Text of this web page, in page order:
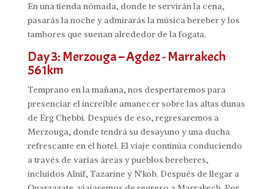
En una tienda nómada, donde te servirán la cena,
pasarás la noche y admirarás la música bereber y los
tambores que suenan alrededor de la fogata.
Day 3: Merzouga – Agdez - Marrakech
561km
Temprano en la mañana, nos despertaremos para
presenciar el increíble amanecer sobre las altas dunas
de Erg Chebbi. Después de eso, regresaremos a
Merzouga, donde tendrá su desayuno y una ducha
refrescante en el hotel. El viaje continúa conduciendo
a través de varias áreas y pueblos bereberes,
incluidos Alnif, Tazarine y N’kob. Después de llegar a